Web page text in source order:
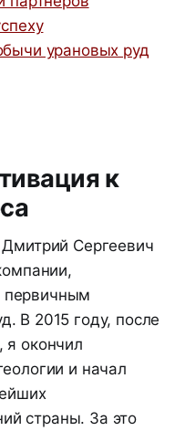
урановых руд
к
Сергеевич
В 2015 году, после
я окончил
и начал
страны. За это